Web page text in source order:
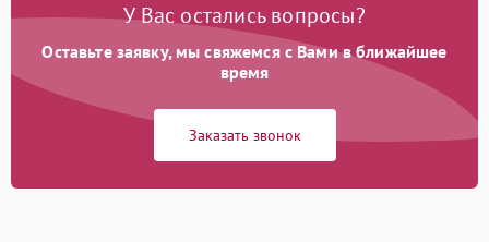
У Вас остались вопросы?
Оставьте заявку, мы свяжемся с Вами в ближайшее
время
Заказать звонок